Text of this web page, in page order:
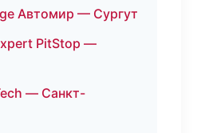
Автомир — Сургут
PitStop —
— Санкт-